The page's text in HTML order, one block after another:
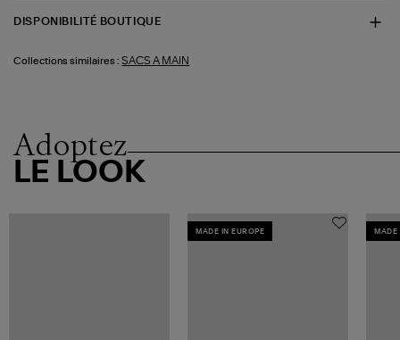
DISPONIBILITÉ BOUTIQUE
Collections similaires : SACS A MAIN
Adoptez
LE LOOK
MADE IN EUROPE MADE